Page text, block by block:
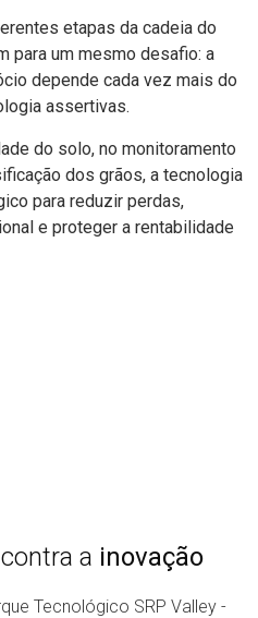
etapas da cadeia do
para um mesmo desafio: a
depende cada vez mais do
assertivas.
do solo, no monitoramento
dos grãos, a tecnologia
para reduzir perdas,
e proteger a rentabilidade
a inovação
Tecnológico SRP Valley -